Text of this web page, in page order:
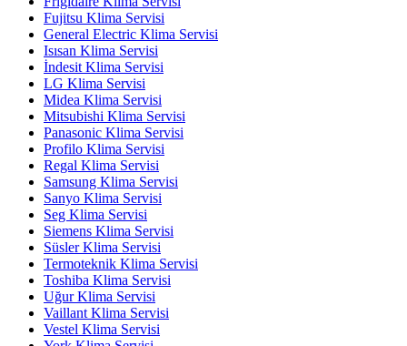
Fujitsu Klima Servisi
General Electric Klima Servisi
Isısan Klima Servisi
İndesit Klima Servisi
LG Klima Servisi
Midea Klima Servisi
Mitsubishi Klima Servisi
Panasonic Klima Servisi
Profilo Klima Servisi
Regal Klima Servisi
Samsung Klima Servisi
Sanyo Klima Servisi
Seg Klima Servisi
Siemens Klima Servisi
Süsler Klima Servisi
Termoteknik Klima Servisi
Toshiba Klima Servisi
Uğur Klima Servisi
Vaillant Klima Servisi
Vestel Klima Servisi